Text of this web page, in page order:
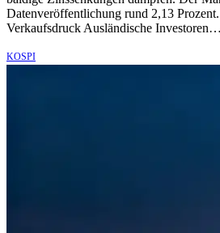
Datenveröffentlichung rund 2,13
Verkaufsdruck Ausländische Investoren…
KOSPI